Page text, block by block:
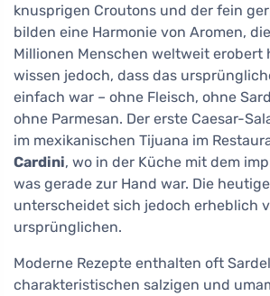
knusprigen Croutons und der fein
bilden eine Harmonie von Aromen,
Millionen Menschen weltweit erobert
wissen jedoch, dass das
einfach war – ohne Fleisch, ohne
ohne Parmesan. Der erste Caesar-
im mexikanischen Tijuana im
Cardini, wo in der Küche mit dem
was gerade zur Hand war. Die
unterscheidet sich jedoch erheblich
ursprünglichen.
Moderne Rezepte enthalten oft
charakteristischen salzigen und